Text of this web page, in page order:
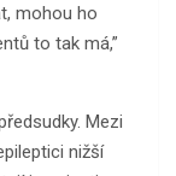
mohou ho
to tak má,”
Mezi
nižší